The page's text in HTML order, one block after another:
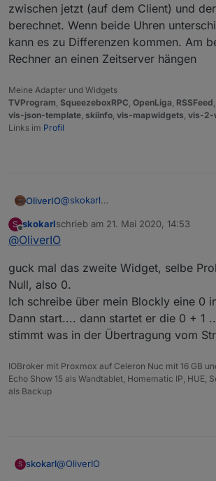
zwischen jetzt (auf dem Client) und
berechnet. Wenn beide Uhren
kann es zu Differenzen kommen. Am
Rechner an einen Zeitserver hängen
Meine Adapter und Widgets
TVProgram, SqueezeboxRPC, OpenLiga, RSSFeed,
vis-json-template, skiinfo, vis-mapwidgets, vis-2-
Links im Profil
OliverIO@skokarl
etwas. Kannst du Mal deine PC Uhr
Wenn du start drückst wird auf dem
zwischen jetzt (auf dem Client)
berechnet. Wenn beide Uhren
Rechner an einen Zeitserver
S
Offline
skokarlschrieb am 21. Mai 2020, 14:53
zuletzt editiert von
@OliverIO
guck mal das zweite Widget, selbe
Null, also 0.
Ich schreibe über mein Blockly eine 0
Dann start.... dann startet er die 0 + 1
stimmt was in der Übertragung vom
IOBroker mit Proxmox auf Celeron Nuc mit 16 GB
Echo Show 15 als Wandtablet, Homematic IP, HUE,
als Backup
S skokarl@OliverIO